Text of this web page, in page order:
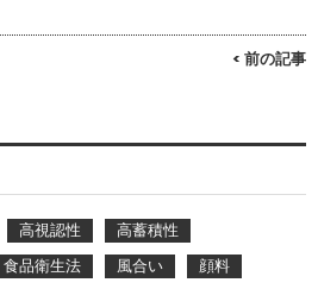
< 前の記事
高視認性
高蓄積性
食品衛生法 風合い
顔料